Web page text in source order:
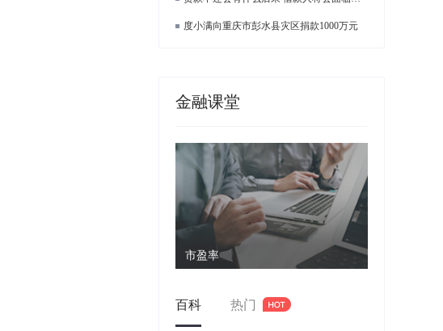
度小满向重庆市彭水县灾区捐款1000万元
金融课堂
市盈率
百科 热门